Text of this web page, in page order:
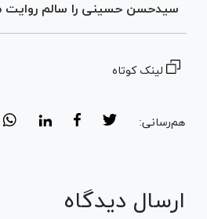
سیدحسن حسینی را سالم روایت
لینک کوتاه
هم‌رسانی:
ارسال دیدگاه